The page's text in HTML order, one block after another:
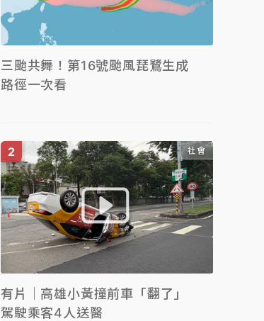
三颱共舞！第16號颱風琵鷺生成
路徑一次看
社會
有片｜高雄小黃撞前車「翻了」
駕駛乘客4人送醫